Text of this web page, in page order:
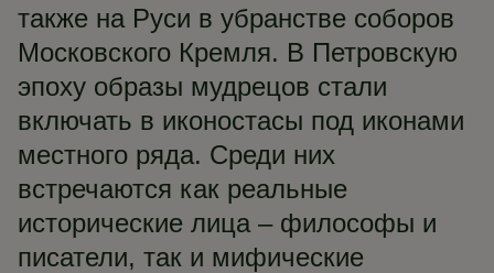
также на Руси в убранстве соборов
Московского Кремля. В Петровскую
эпоху образы мудрецов стали
включать в иконостасы под иконами
местного ряда. Среди них
встречаются как реальные
исторические лица – философы и
писатели, так и мифические